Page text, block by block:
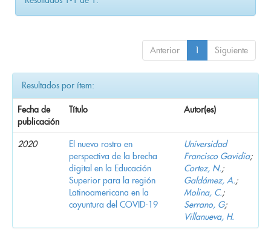
Anterior 1 Siguiente
Resultados por ítem:
Fecha de
publicación
Título Autor(es)
2020
El nuevo rostro en
perspectiva de la brecha
digital en la Educación
Superior para la región
Latinoamericana en la
coyuntura del COVID-19
Universidad
Francisco Gavidia;
Cortez, N.;
Galdámez, A.;
Molina, C.;
Serrano, G;
Villanueva, H.